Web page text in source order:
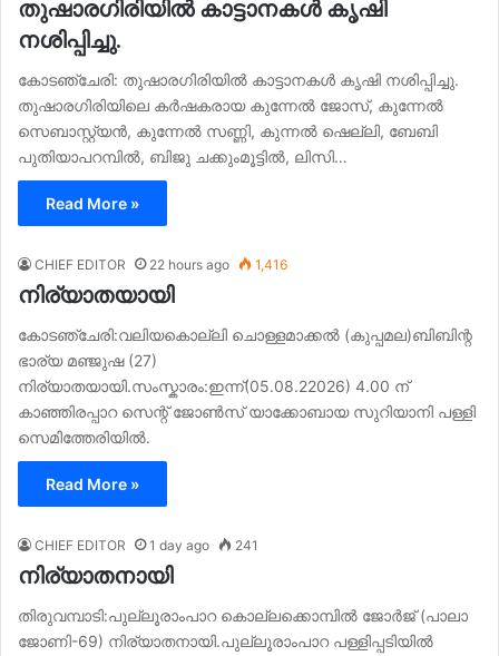
തുഷാരഗിരിയിൽ കാട്ടാനകൾ കൃഷി
നശിപ്പിച്ചു.
കോടഞ്ചേരി: തുഷാരഗിരിയിൽ കാട്ടാനകൾ കൃഷി നശിപ്പിച്ചു.
തുഷാരഗിരിയിലെ കർഷകരായ കുന്നേൽ ജോസ്, കുന്നേൽ
സെബാസ്റ്റ്യൻ, കുന്നേൽ സണ്ണി, കുന്നൽ ഷെല്ലി, ബേബി
പുതിയാപറമ്പിൽ, ബിജു ചക്കുംമൂട്ടിൽ, ലിസി…
Read More »
CHIEF EDITOR 22 hours ago 1,416
നിര്യാതയായി
കോടഞ്ചേരി:വലിയകൊല്ലി ചൊള്ളമാക്കൽ (കുപ്പമല)ബിബിന്റ
ഭാര്യ മഞ്ജുഷ (27)
നിര്യാതയായി.സംസ്കാരം:ഇന്ന്(05.08.22026) 4.00 ന്
കാഞ്ഞിരപ്പാറ സെന്റ് ജോൺസ് യാക്കോബായ സുറിയാനി പള്ളി
സെമിത്തേരിയിൽ.
Read More »
CHIEF EDITOR 1 day ago 241
നിര്യാതനായി
തിരുവമ്പാടി:പുല്ലൂരാംപാറ കൊല്ലക്കൊമ്പിൽ ജോർജ് (പാലാ
ജോണി-69) നിര്യാതനായി.പുല്ലൂരാംപാറ പള്ളിപ്പടിയിൽ